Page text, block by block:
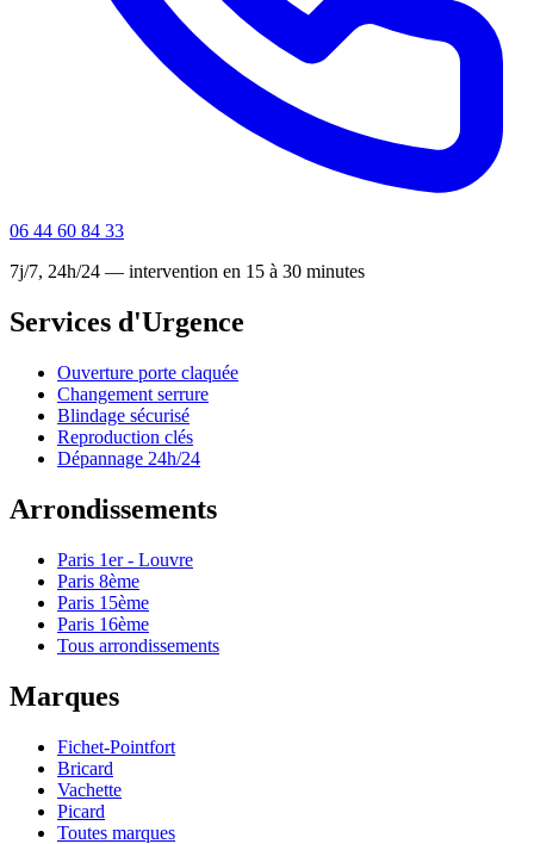
06 44 60 84 33
7j/7, 24h/24 — intervention en 15 à 30 minutes
Services d'Urgence
Ouverture porte claquée
Changement serrure
Blindage sécurisé
Reproduction clés
Dépannage 24h/24
Arrondissements
Paris 1er - Louvre
Paris 8ème
Paris 15ème
Paris 16ème
Tous arrondissements
Marques
Fichet-Pointfort
Bricard
Vachette
Picard
Toutes marques